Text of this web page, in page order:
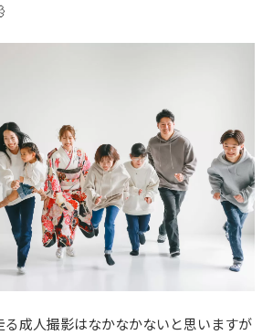
る成人撮影はなかなかないと思いますが